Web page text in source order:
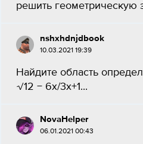
решить геометрическую
nshxhdnjdbook
10.03.2021 19:39
Найдите область
√12 − 6x/3x+1...
NovaHelper
06.01.2021 00:43